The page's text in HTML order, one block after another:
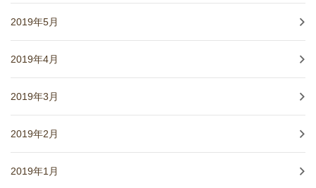
2019年5月
2019年4月
2019年3月
2019年2月
2019年1月